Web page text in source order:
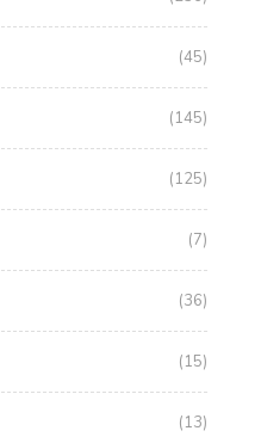
(45)
(145)
(125)
(7)
(36)
(15)
(13)